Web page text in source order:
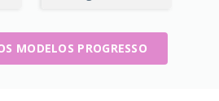
MODELOS PROGRESSO